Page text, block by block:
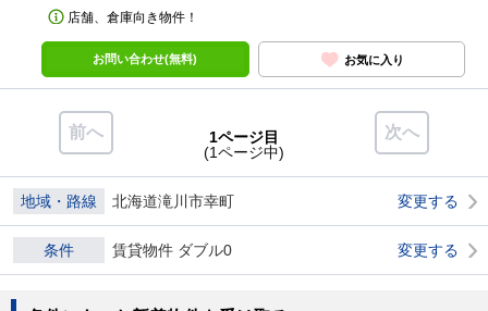
店舗、倉庫向き物件！
お問い合わせ(無料) お気に入り
前へ 次へ
1ページ目
(1ページ中)
地域・路線 北海道滝川市幸町 変更する
条件 賃貸物件 ダブル0 変更する